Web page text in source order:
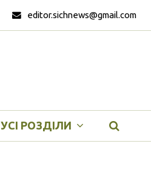
editor.sichnews@gmail.com
УСІ РОЗДІЛИ